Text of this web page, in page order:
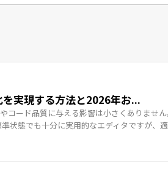
実現する方法と2026年お...
コード品質に与える影響は小さくありません
状態でも十分に実用的なエディタですが、